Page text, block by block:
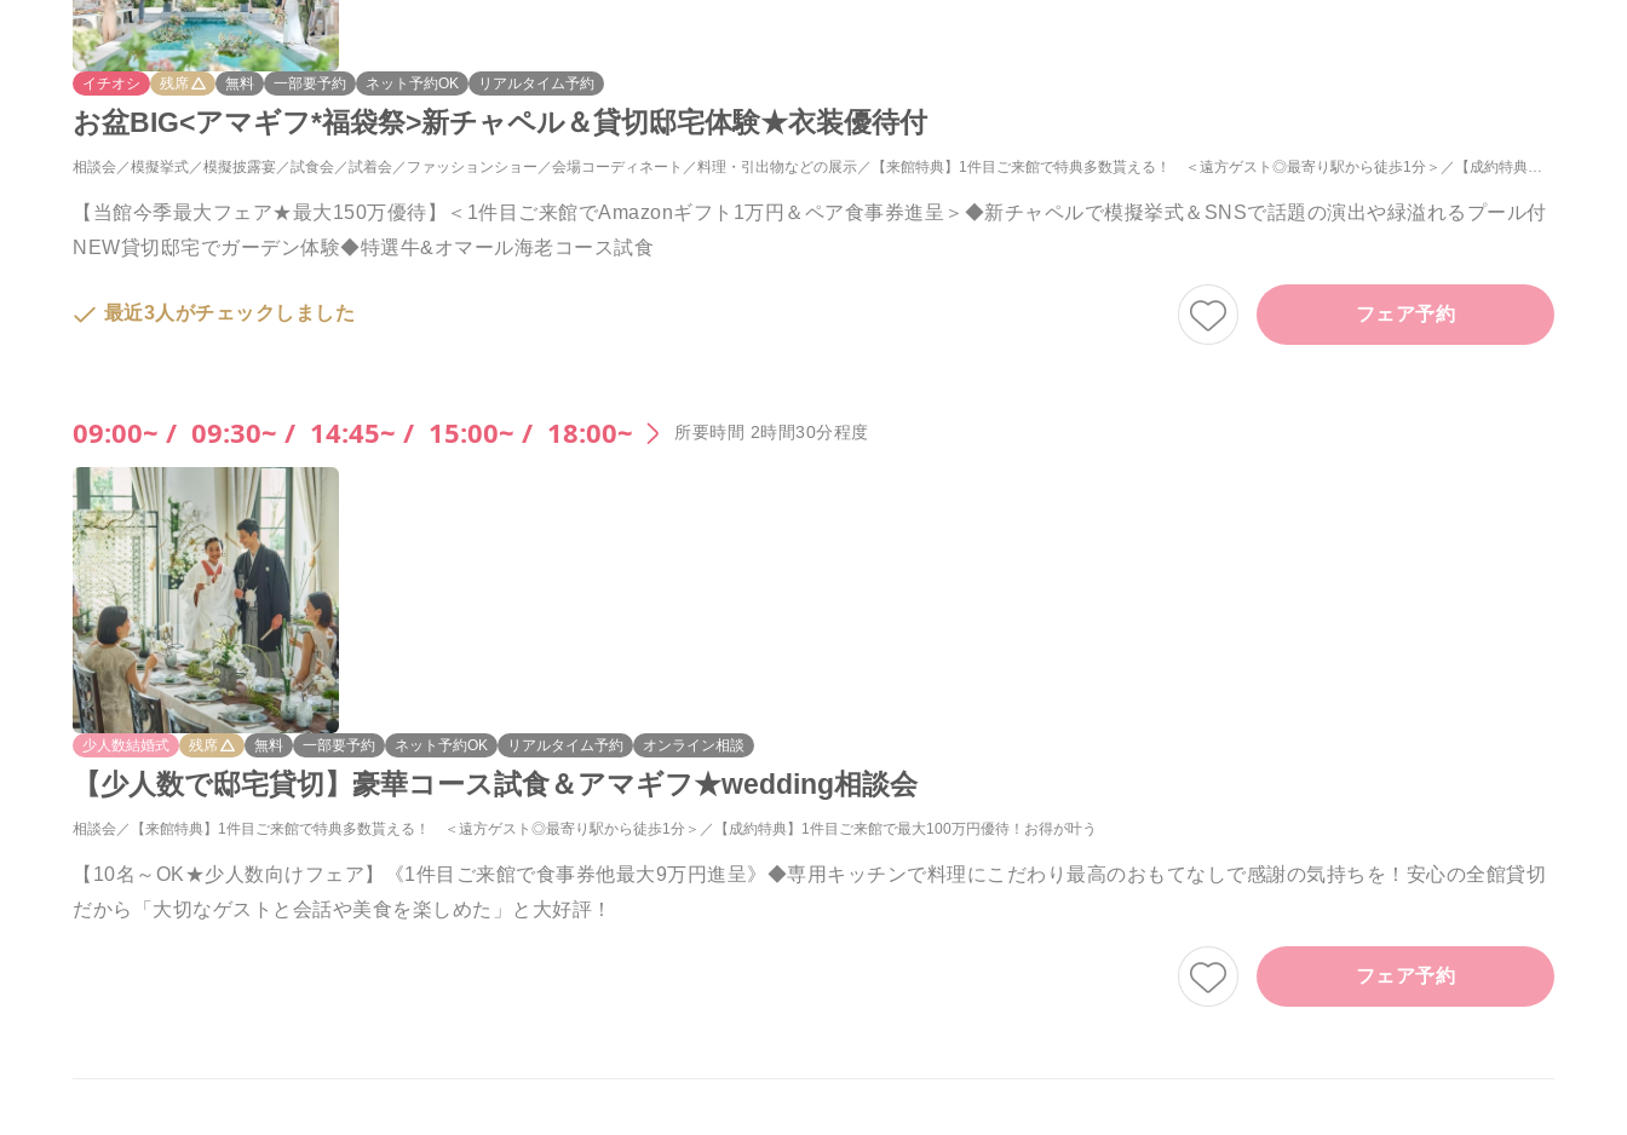
イチオシ 残席 無料 一部要予約 ネット予約OK リアルタイム予約
お盆BIG<アマギフ*福袋祭>新チャペル＆貸切邸宅体験★衣装優待付
相談会 模擬挙式 模擬披露宴 試食会 試着会 ファッションショー 会場コーディネート 料理・引出物などの展示 【来館特典】1件目ご来館で特典多数貰える！ ＜遠方ゲスト◎最寄り駅から徒歩1分＞ 【成約特典】1件目ご来館で最大150万円優待！お得が叶う
【当館今季最大フェア★最大150万優待】＜1件目ご来館でAmazonギフト1万円＆ペア食事券進呈＞◆新チャペルで模擬挙式＆SNSで話題の演出や緑溢れるプール付
NEW貸切邸宅でガーデン体験◆特選牛&オマール海老コース試食
最近3人がチェックしました フェア予約
09:00~ / 09:30~ / 14:45~ / 15:00~ / 18:00~ 所要時間 2時間30分程度
少人数結婚式 残席 無料 一部要予約 ネット予約OK リアルタイム予約 オンライン相談
【少人数で邸宅貸切】豪華コース試食＆アマギフ★wedding相談会
相談会 【来館特典】1件目ご来館で特典多数貰える！ ＜遠方ゲスト◎最寄り駅から徒歩1分＞ 【成約特典】1件目ご来館で最大100万円優待！お得が叶う
【10名～OK★少人数向けフェア】《1件目ご来館で食事券他最大9万円進呈》◆専用キッチンで料理にこだわり最高のおもてなしで感謝の気持ちを！安心の全館貸切
だから「大切なゲストと会話や美食を楽しめた」と大好評！
フェア予約